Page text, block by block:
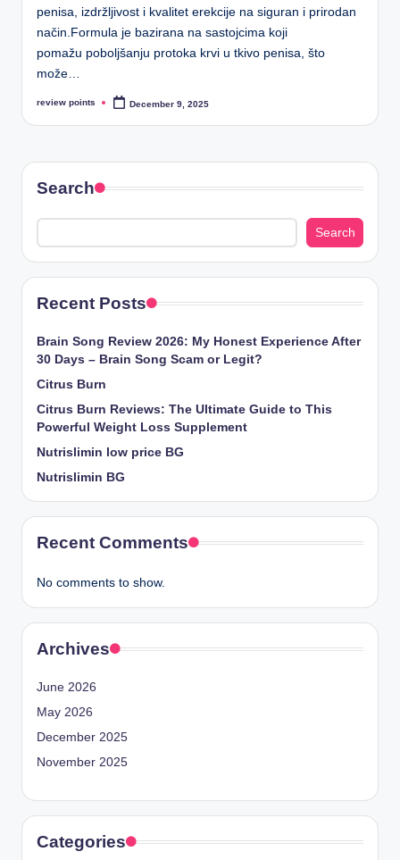
penisa, izdržljivost i kvalitet erekcije na siguran i prirodan
način.Formula je bazirana na sastojcima koji
pomažu poboljšanju protoka krvi u tkivo penisa, što
može…
review points December 9, 2025
Search
Search
Recent Posts
Brain Song Review 2026: My Honest Experience After
30 Days – Brain Song Scam or Legit?
Citrus Burn
Citrus Burn Reviews: The Ultimate Guide to This
Powerful Weight Loss Supplement
Nutrislimin low price BG
Nutrislimin BG
Recent Comments
No comments to show.
Archives
June 2026
May 2026
December 2025
November 2025
Categories